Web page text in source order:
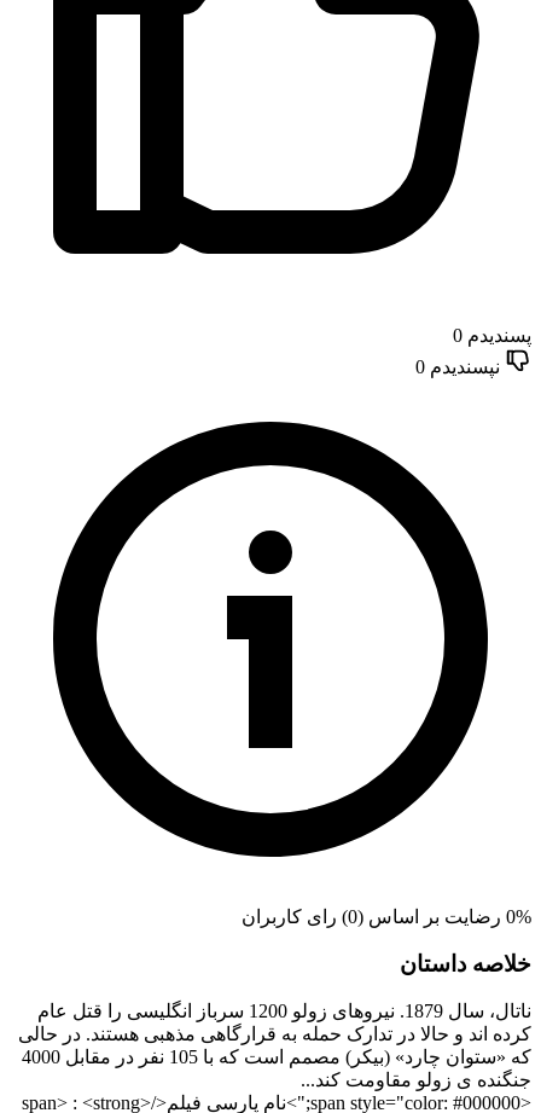
پسندیدم 0
نپسندیدم 0
0% رضایت بر اساس (0) رای کاربران
خلاصه داستان
ناتال، سال 1879. نیروهای زولو 1200 سرباز انگلیسی را قتل عام
کرده اند و حالا در تدارک حمله به قرارگاهی مذهبی هستند. در حالی
که «ستوان چارد» (بیکر) مصمم است که با 105 نفر در مقابل 4000
جنگنده ی زولو مقاومت کند...
<span style="color: #000000;">نام پارسی فیلم</span> : <strong>